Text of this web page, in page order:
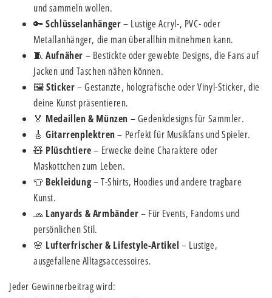
und sammeln wollen.
🔑Schlüsselanhänger– Lustige Acryl-, PVC- oder
Metallanhänger, die man überallhin mitnehmen kann.
🧵Aufnäher – Bestickte oder gewebte Designs, die Fans auf
Jacken und Taschen nähen können.
🖼Sticker– Gestanzte, holografische oder Vinyl-Sticker, die
deine Kunst präsentieren.
🏅 Medaillen & Münzen – Gedenkdesigns für Sammler.
🎸Gitarrenplektren– Perfekt für Musikfans und Spieler.
🧸 Plüschtiere– Erwecke deine Charaktere oder
Maskottchen zum Leben.
👕 Bekleidung– T-Shirts, Hoodies und andere tragbare
Kunst.
🧢 Lanyards & Armbänder– Für Events, Fandoms und
persönlichen Stil.
🌸 Lufterfrischer & Lifestyle-Artikel – Lustige,
ausgefallene Alltagsaccessoires.
Jeder Gewinnerbeitrag wird: